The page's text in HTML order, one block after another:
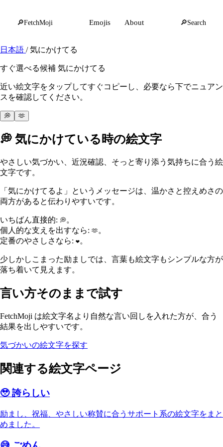
🔎FetchMoji Emojis About 🔎Search
日本語 / 気にかけてる
すぐ選べる候補 気にかけてる
近い絵文字をタップしてすぐコピーし、必要なら下でニュアン
スを確認してください。
💭 🫶
💭 気にかけている時の絵文字
やさしい気づかい、近況確認、そっと寄り添う気持ちに合う絵
文字です。
「気にかけてるよ」というメッセージは、温かさと控えめさの
両方があると伝わりやすいです。
いちばん直接的: 💭。
個人的な支えを出すなら: 🫶。
定番のやさしさなら: ❤️。
少しかしこまった励ましでは、言葉も絵文字もシンプルな方が
落ち着いて見えます。
言い方そのままで試す
FetchMoji は絵文字名より自然な言い回しを入れた方が、合う
結果を出しやすいです。
気づかいの絵文字を探す
関連する絵文字ページ
🥹 誇らしい
励まし、祝福、やさしい称賛に合うサポート系の絵文字をまと
めました。